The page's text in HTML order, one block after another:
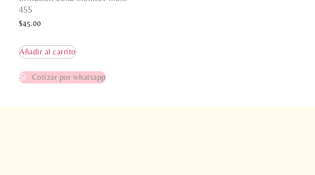
455
$45.00
Añadir al carrito
Cotizar por whatsapp